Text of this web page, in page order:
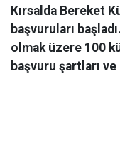
Kırsalda Bereket
başvuruları
olmak üzere 100
başvuru şartları ve